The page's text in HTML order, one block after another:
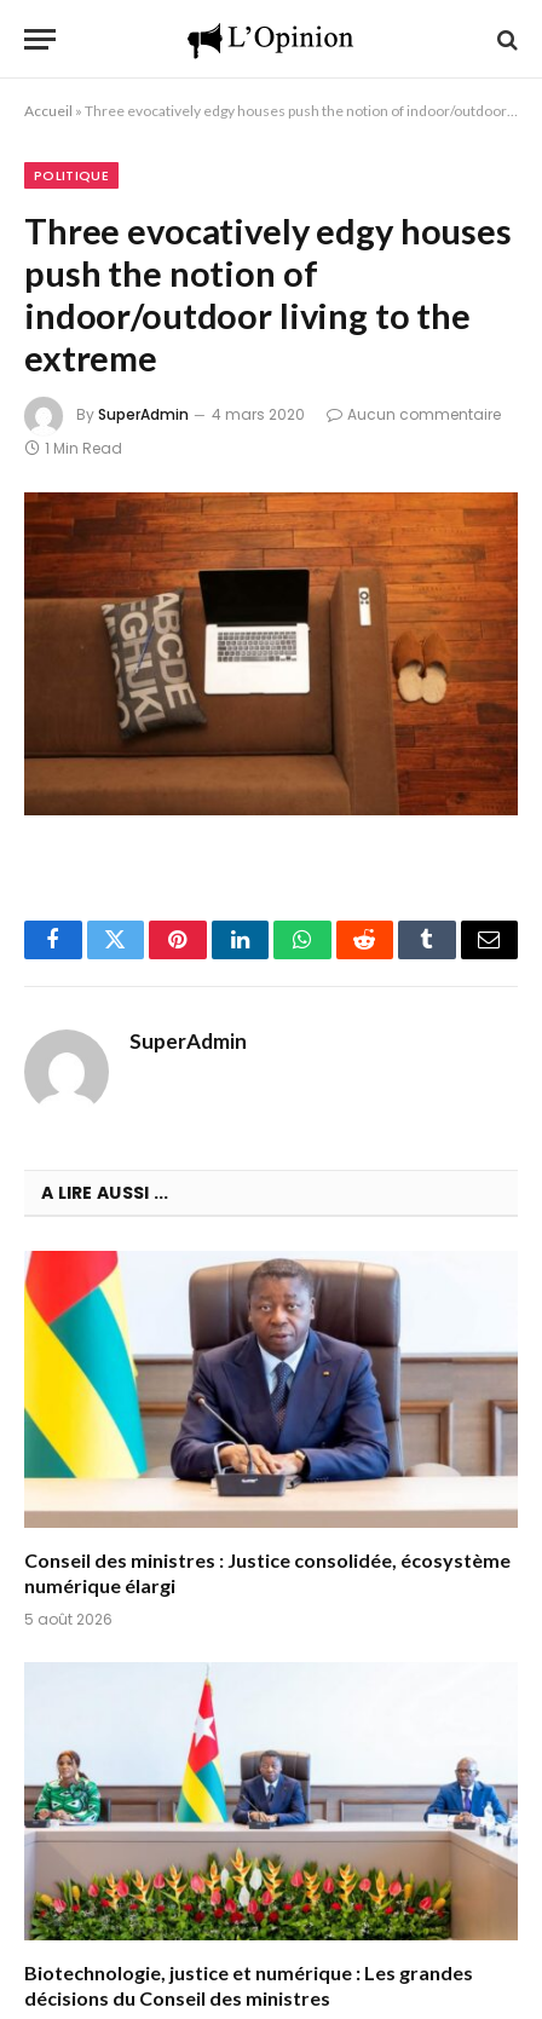
Accueil » Three evocatively edgy houses push the notion of indoor/outdoor living to the extreme
POLITIQUE
Three evocatively edgy houses
push the notion of
indoor/outdoor living to the
extreme
BySuperAdmin 4 mars 2020
Aucun commentaire
1 Min Read
FacebookTwitterPinterestLinkedInWhatsAppRedditTumblrEmail
SuperAdmin
A LIRE AUSSI ...
Conseil des ministres : Justice consolidée, écosystème
numérique élargi
5 août 2026
Biotechnologie, justice et numérique : Les grandes
décisions du Conseil des ministres